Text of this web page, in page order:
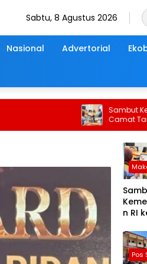
Sabtu, 8 Agustus 2026
Nasional Advertorial
Sambut
Camat
n RI
Pos